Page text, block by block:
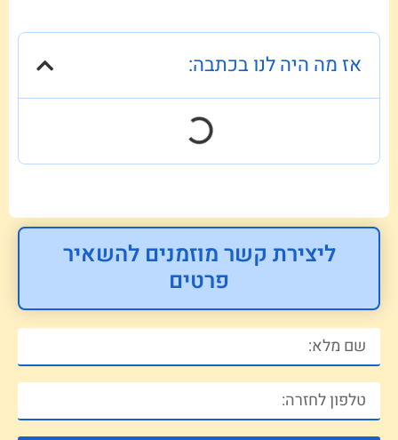
אז מה היה לנו בכתבה:
ליצירת קשר מוזמנים להשאיר
פרטים